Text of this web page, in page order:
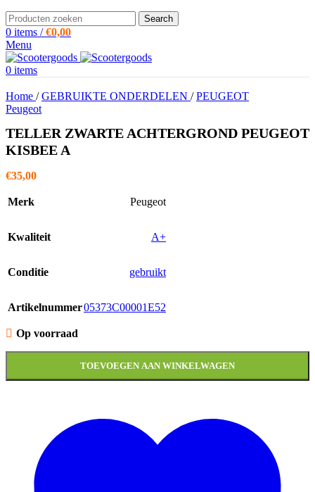
Search
0 items / €0,00
Menu
0 items
Home / GEBRUIKTE ONDERDELEN / PEUGEOT
Peugeot
TELLER ZWARTE ACHTERGROND PEUGEOT
KISBEE A
€35,00
Merk Peugeot
Kwaliteit A+
Conditie gebruikt
Artikelnummer05373C00001E52
Op voorraad
TOEVOEGEN AAN WINKELWAGEN